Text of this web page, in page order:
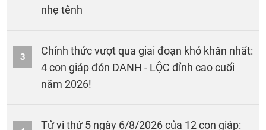
nhẹ tênh
3
Chính thức vượt qua giai đoạn khó khăn nhất:
4 con giáp đón DANH - LỘC đỉnh cao cuối
năm 2026!
Tử vi thứ 5 ngày 6/8/2026 của 12 con giáp: